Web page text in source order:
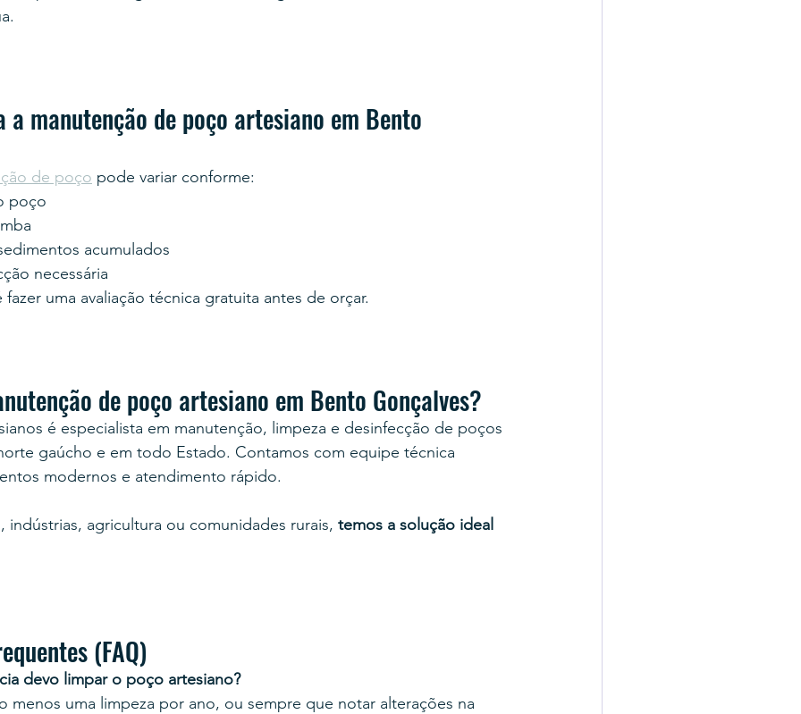
a manutenção de poço artesiano em Bento
de poço pode variar conforme:
poço
acumulados
necessária
uma avaliação técnica gratuita antes de orçar.
de poço artesiano em Bento Gonçalves?
é especialista em manutenção, limpeza e desinfecção de poços
gaúcho e em todo Estado. Contamos com equipe técnica
modernos e atendimento rápido.
indústrias, agricultura ou comunidades rurais, temos a solução ideal
(FAQ)
devo limpar o poço artesiano?
menos uma limpeza por ano, ou sempre que notar alterações na